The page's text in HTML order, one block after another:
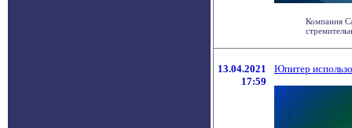
Компания
13.04.2021
17:59
Юпитер